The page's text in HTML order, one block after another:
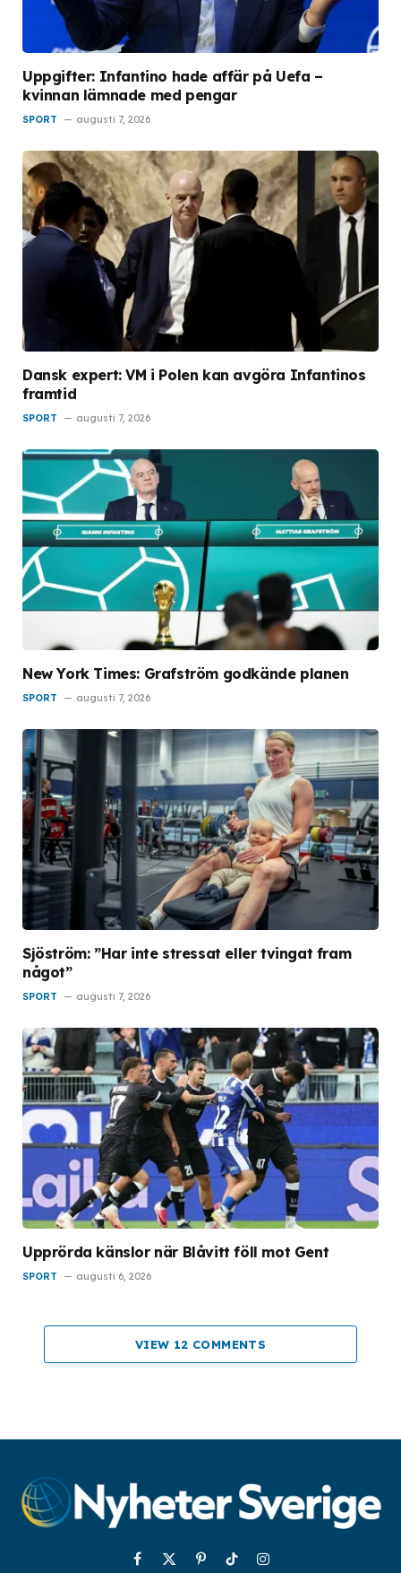
Uppgifter: Infantino hade affär på Uefa –
kvinnan lämnade med pengar
SPORT augusti 7, 2026
Dansk expert: VM i Polen kan avgöra Infantinos
framtid
SPORT augusti 7, 2026
New York Times: Grafström godkände planen
SPORT augusti 7, 2026
Sjöström: ”Har inte stressat eller tvingat fram
något”
SPORT augusti 7, 2026
Upprörda känslor när Blåvitt föll mot Gent
SPORT augusti 6, 2026
VIEW 12 COMMENTS
Facebook
X PinterestTikTokInstagram